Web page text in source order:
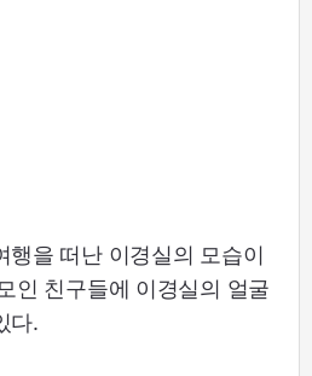
행을 떠난 이경실의 모습이
인 친구들에 이경실의 얼굴
다.